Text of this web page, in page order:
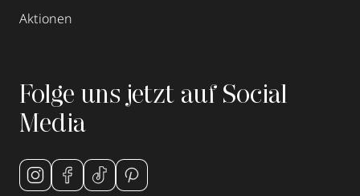
Aktionen
Folge uns jetzt auf Social
Media